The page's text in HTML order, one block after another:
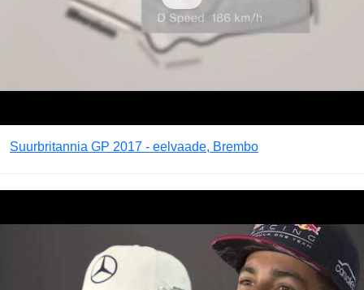
Suurbritannia GP 2017 - eelvaade, Brembo